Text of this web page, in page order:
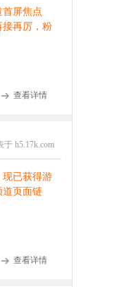
屏焦点
接再厉，粉
查看详情
于 h5.17k.com
现已获得游
道页面链
查看详情